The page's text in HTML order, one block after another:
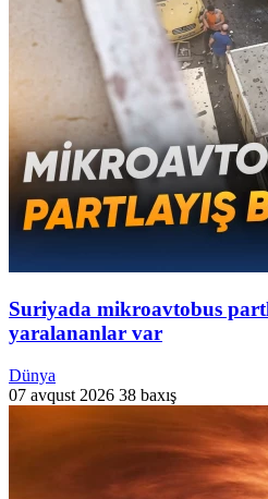
Suriyada mikroavtobus
yaralananlar var
Dünya
07 avqust 2026 38 baxış